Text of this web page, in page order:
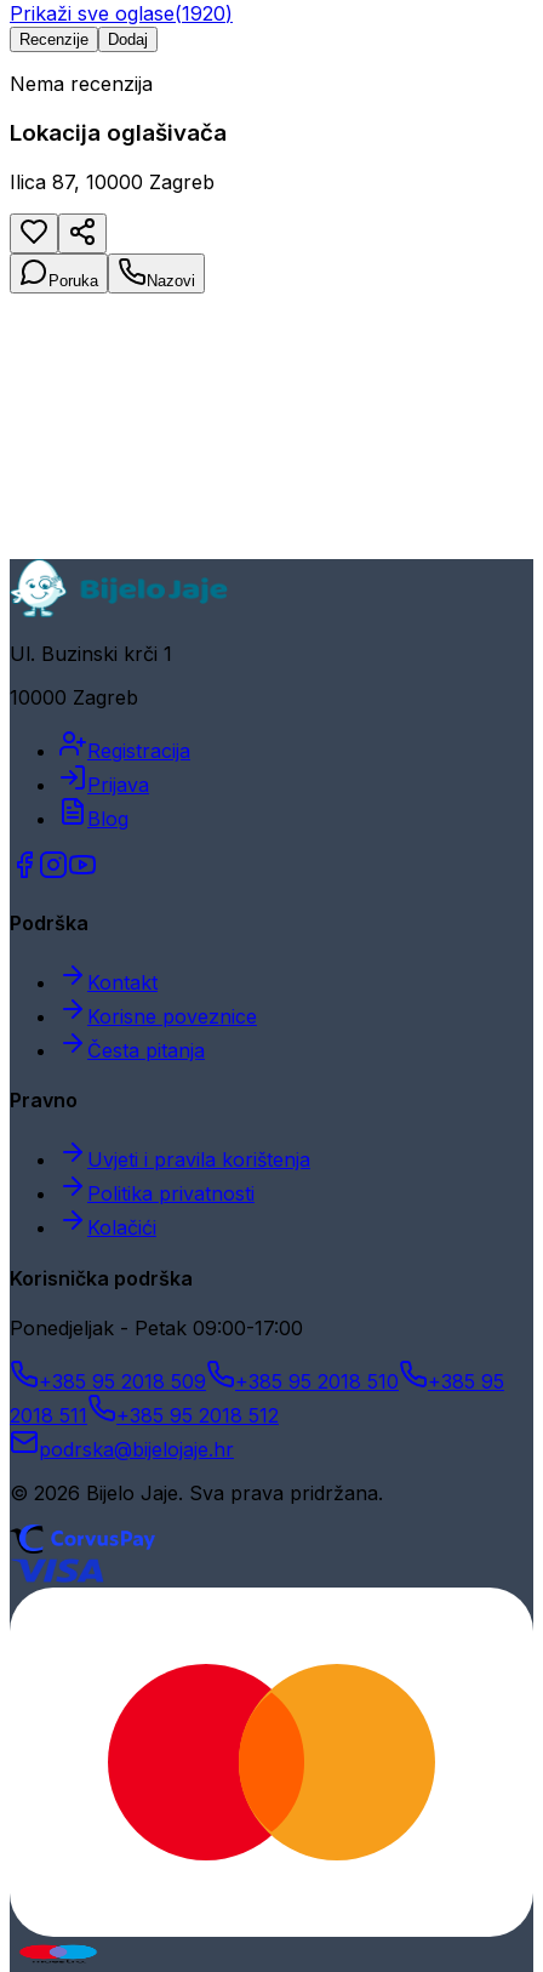
Prikaži sve oglase(1920)
Recenzije Dodaj
Nema recenzija
Lokacija oglašivača
Ilica 87, 10000 Zagreb
Poruka Nazovi
Ul. Buzinski krči 1
10000 Zagreb
Registracija
Prijava
Blog
Podrška
Kontakt
Korisne poveznice
Česta pitanja
Pravno
Uvjeti i pravila korištenja
Politika privatnosti
Kolačići
Korisnička podrška
Ponedjeljak - Petak 09:00-17:00
+385 95 2018 509 +385 95 2018 510
+385 95
2018 511
+385 95 2018 512
podrska@bijelojaje.hr
© 2026 Bijelo Jaje. Sva prava pridržana.